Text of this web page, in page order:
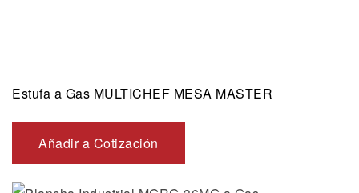
Estufa a Gas MULTICHEF MESA MASTER
Añadir a Cotización